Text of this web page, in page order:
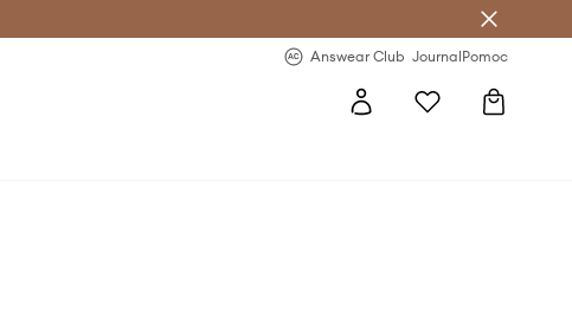
Answear Club JournalPomoc